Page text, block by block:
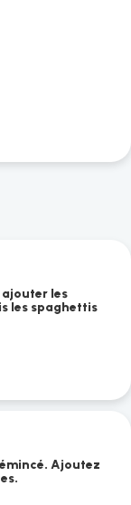
ajouter les
les spaghettis
Ajoutez